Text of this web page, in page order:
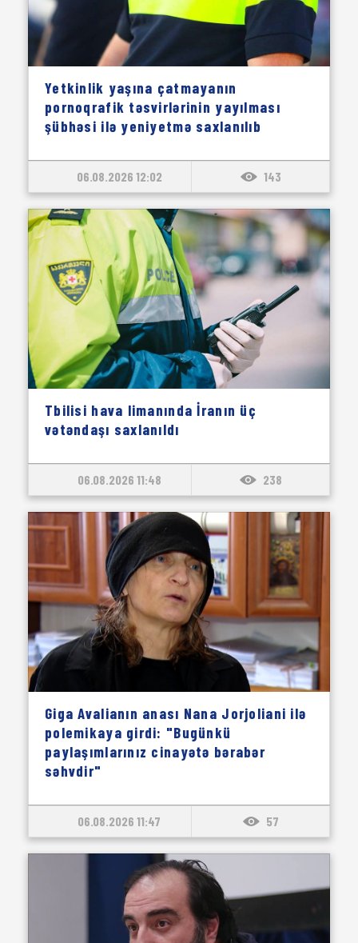
Yetkinlik yaşına çatmayanın
pornoqrafik təsvirlərinin yayılması
şübhəsi ilə yeniyetmə saxlanılıb
06.08.2026 12:02 143
Tbilisi hava limanında İranın üç
vətəndaşı saxlanıldı
06.08.2026 11:48 238
Giga Avalianın anası Nana Jorjoliani ilə
polemikaya girdi: "Bugünkü
paylaşımlarınız cinayətə bərabər
səhvdir"
06.08.2026 11:47 57